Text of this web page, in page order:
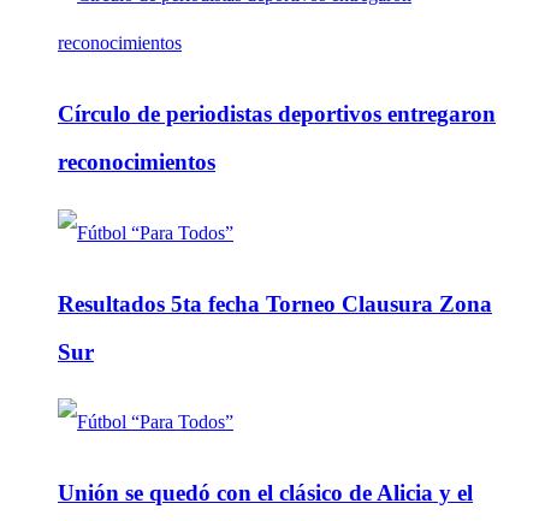
Círculo de periodistas deportivos entregaron
reconocimientos
Resultados 5ta fecha Torneo Clausura Zona
Sur
Unión se quedó con el clásico de Alicia y el